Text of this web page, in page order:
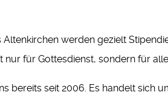
werden gezielt
für Gottesdienst, sondern für
bereits seit 2006. Es handelt sich